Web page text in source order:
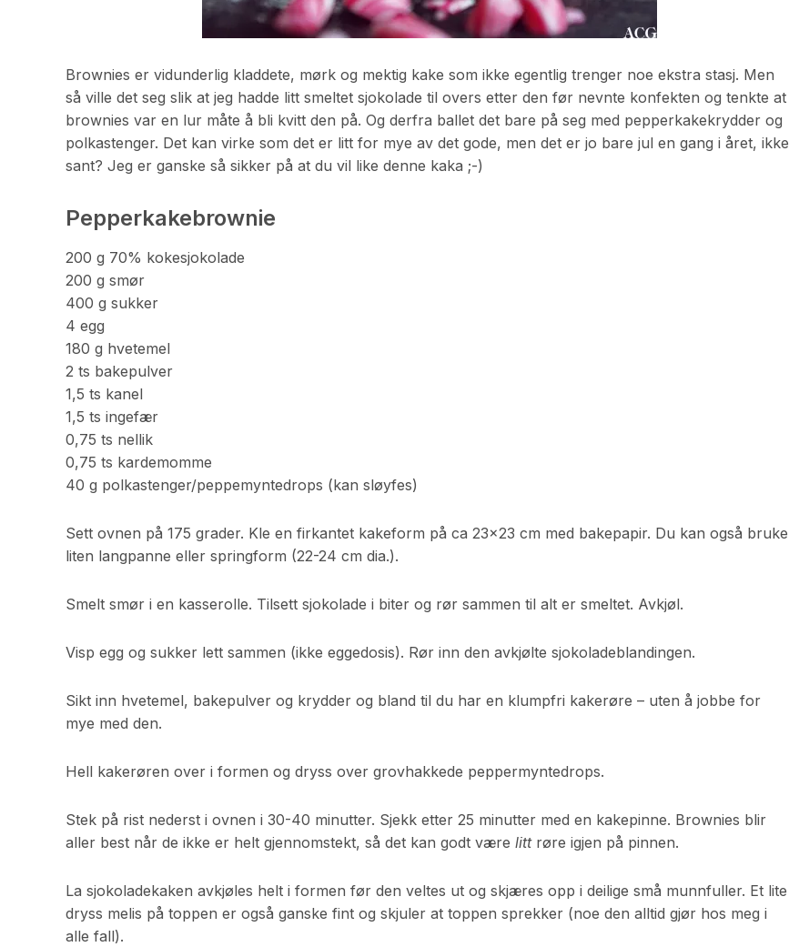
Brownies er vidunderlig kladdete, mørk og mektig kake som ikke egentlig trenger noe ekstra stasj. Men
så ville det seg slik at jeg hadde litt smeltet sjokolade til overs etter den før nevnte konfekten og tenkte at
brownies var en lur måte å bli kvitt den på. Og derfra ballet det bare på seg med pepperkakekrydder og
polkastenger. Det kan virke som det er litt for mye av det gode, men det er jo bare jul en gang i året, ikke
sant? Jeg er ganske så sikker på at du vil like denne kaka ;-)
Pepperkakebrownie
200 g 70% kokesjokolade
200 g smør
400 g sukker
4 egg
180 g hvetemel
2 ts bakepulver
1,5 ts kanel
1,5 ts ingefær
0,75 ts nellik
0,75 ts kardemomme
40 g polkastenger/peppemyntedrops (kan sløyfes)
Sett ovnen på 175 grader. Kle en firkantet kakeform på ca 23×23 cm med bakepapir. Du kan også bruke
liten langpanne eller springform (22-24 cm dia.).
Smelt smør i en kasserolle. Tilsett sjokolade i biter og rør sammen til alt er smeltet. Avkjøl.
Visp egg og sukker lett sammen (ikke eggedosis). Rør inn den avkjølte sjokoladeblandingen.
Sikt inn hvetemel, bakepulver og krydder og bland til du har en klumpfri kakerøre – uten å jobbe for
mye med den.
Hell kakerøren over i formen og dryss over grovhakkede peppermyntedrops.
Stek på rist nederst i ovnen i 30-40 minutter. Sjekk etter 25 minutter med en kakepinne. Brownies blir
aller best når de ikke er helt gjennomstekt, så det kan godt være littrøre igjen på pinnen.
La sjokoladekaken avkjøles helt i formen før den veltes ut og skjæres opp i deilige små munnfuller. Et lite
dryss melis på toppen er også ganske fint og skjuler at toppen sprekker (noe den alltid gjør hos meg i
alle fall).